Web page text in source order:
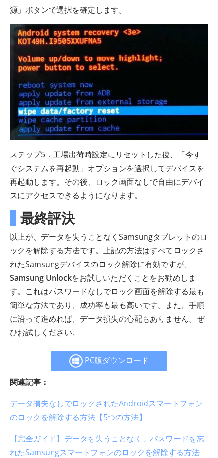
源」ボタンで選択を確定します。
ステップ5．工場出荷時設定にリセットした後、「今す
ぐシステムを再起動」オプションを選択してデバイスを
再起動します。その後、ロック画面なしで自由にデバイ
スにアクセスできるようになります。
最終評決
以上が、データを失うことなくSamsungタブレットのロ
ックを解除する方法です。上記の方法はすべてロックさ
れたSamsungデバイスのロック解除に有効ですが、
Samsung Unlockをお試しいただくことをお勧めしま
す。これはパスワードなしでロック画面を解除する最も
簡単な方法であり、成功率も最も高いです。また、手順
に沿って進めれば、データ損失の心配もありません。ぜ
ひお試しください。
PC版ダウンロード
関連記事：
データ損失なしでロックされたAndroidスマートフォン
のロックを解除する方法【5つの方法】
【完全ガイド】データを失うことなく、パスワードを忘
れたSamsungスマートフォンのロックを解除する方法